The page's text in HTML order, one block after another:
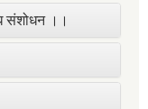
संशोधन ।।